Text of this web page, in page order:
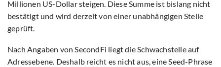
Millionen US-Dollar steigen. Diese Summe ist bislang nicht
bestätigt und wird derzeit von einer unabhängigen Stelle
geprüft.
Nach Angaben von SecondFi liegt die Schwachstelle auf
Adressebene. Deshalb reicht es nicht aus, eine Seed-Phrase